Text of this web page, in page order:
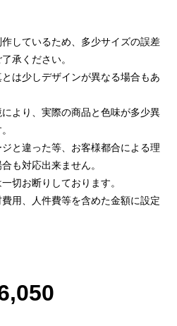
しているため、多少サイズの誤差
承ください。
は少しデザインが異なる場合もあ
より、実際の商品と色味が多少異
と違った等、お客様都合による理
も対応出来ません。
切お断りしております。
用、人件費等を含めた金額に設定